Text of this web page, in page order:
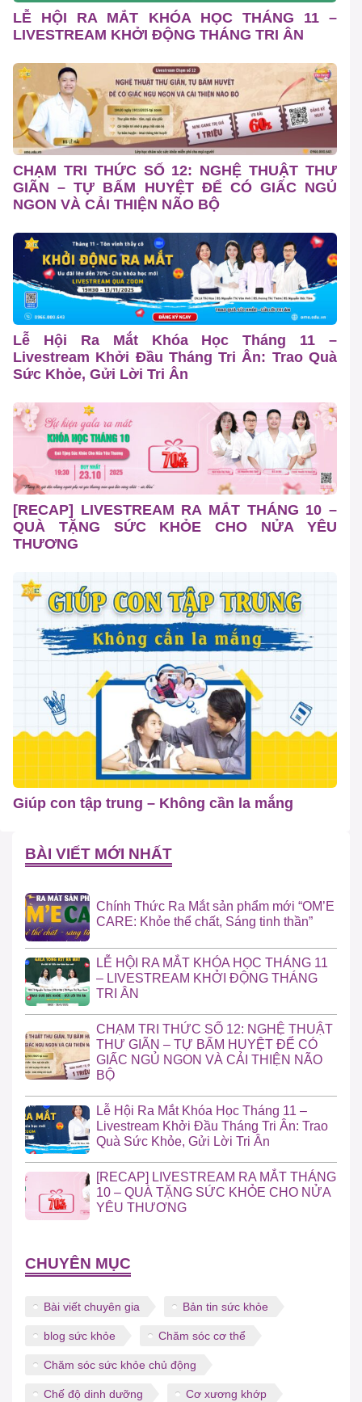
LỄ HỘI RA MẮT KHÓA HỌC THÁNG 11 –
LIVESTREAM KHỞI ĐỘNG THÁNG TRI ÂN
CHẠM TRI THỨC SỐ 12: NGHỆ THUẬT THƯ
GIÃN – TỰ BẤM HUYỆT ĐỂ CÓ GIẤC NGỦ
NGON VÀ CẢI THIỆN NÃO BỘ
Lễ Hội Ra Mắt Khóa Học Tháng 11 –
Livestream Khởi Đầu Tháng Tri Ân: Trao Quà
Sức Khỏe, Gửi Lời Tri Ân
[RECAP] LIVESTREAM RA MẮT THÁNG 10 –
QUÀ TẶNG SỨC KHỎE CHO NỬA YÊU
THƯƠNG
Giúp con tập trung – Không cần la mắng
BÀI VIẾT MỚI NHẤT
Chính Thức Ra Mắt sản phẩm mới “OM’E
CARE: Khỏe thể chất, Sáng tinh thần”
LỄ HỘI RA MẮT KHÓA HỌC THÁNG 11
– LIVESTREAM KHỞI ĐỘNG THÁNG
TRI ÂN
CHẠM TRI THỨC SỐ 12: NGHỆ THUẬT
THƯ GIÃN – TỰ BẤM HUYỆT ĐỂ CÓ
GIẤC NGỦ NGON VÀ CẢI THIỆN NÃO
BỘ
Lễ Hội Ra Mắt Khóa Học Tháng 11 –
Livestream Khởi Đầu Tháng Tri Ân: Trao
Quà Sức Khỏe, Gửi Lời Tri Ân
[RECAP] LIVESTREAM RA MẮT THÁNG
10 – QUÀ TẶNG SỨC KHỎE CHO NỬA
YÊU THƯƠNG
CHUYÊN MỤC
Bài viết chuyên gia Bản tin sức khỏe
blog sức khỏe Chăm sóc cơ thể
Chăm sóc sức khỏe chủ động
Chế độ dinh dưỡng Cơ xương khớp